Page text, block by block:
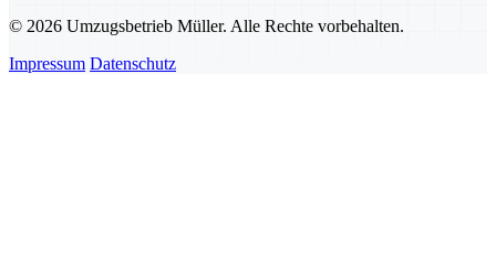
© 2026 Umzugsbetrieb Müller. Alle Rechte vorbehalten.
Impressum Datenschutz